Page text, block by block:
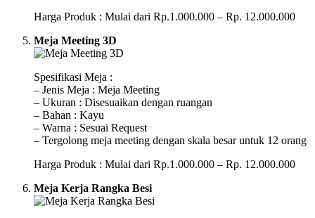
Harga Produk : Mulai dari Rp.1.000.000 – Rp. 12.000.000
Meja Meeting 3D
Spesifikasi Meja :
– Jenis Meja : Meja Meeting
– Ukuran : Disesuaikan dengan ruangan
– Bahan : Kayu
– Warna : Sesuai Request
– Tergolong meja meeting dengan skala besar untuk 12 orang
Harga Produk : Mulai dari Rp.1.000.000 – Rp. 12.000.000
Meja Kerja Rangka Besi